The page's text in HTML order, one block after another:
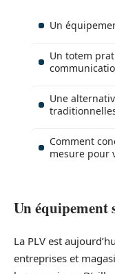
Un
Un totem
Une
Comment
mesure pour
Un équipement
La PLV est
entreprises et